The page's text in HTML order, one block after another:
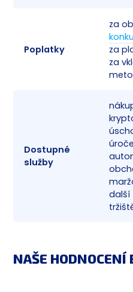
Poplatky
za
za
za
Dostupné
služby
další
NAŠE HODNOCENÍ